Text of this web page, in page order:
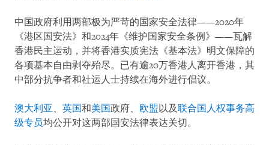
中国政府利用两部极为严苛的国家安全法律——2020年
《港区国安法》和2024年《维护国家安全条例》——瓦解
香港民主运动，并将香港实质宪法《基本法》明文保障的
各项基本自由剥夺殆尽。已有逾20万香港人离开香港，其
中部分抗争者和社运人士持续在海外进行倡议。
澳大利亚 、 英国和美国政府、 欧盟以及联合国人权事务高
级专员均公开对这两部国安法律表达关切。